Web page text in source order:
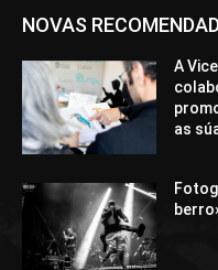
NOVAS
A
as